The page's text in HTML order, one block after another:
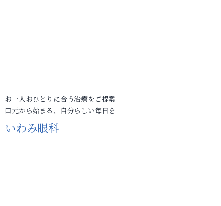
お一人おひとりに合う治療をご提案
口元から始まる、自分らしい毎日を
いわみ眼科